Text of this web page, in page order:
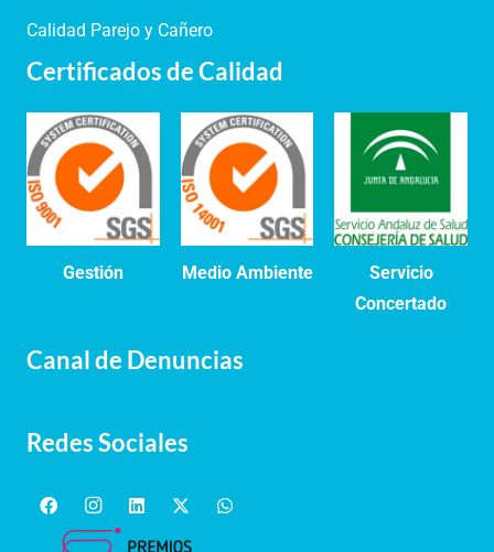
Calidad Parejo y Cañero
Certificados de Calidad
Gestión Medio Ambiente
Servicio
Concertado
Canal de Denuncias
Redes Sociales